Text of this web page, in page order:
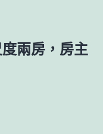
兩房，房主